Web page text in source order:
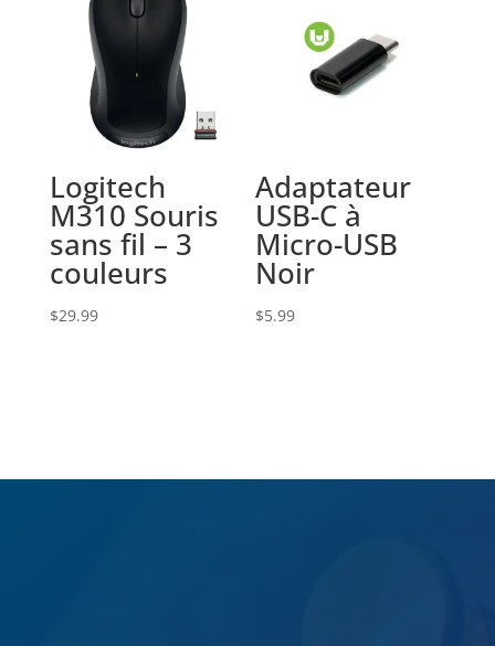
Logitech
M310 Souris
sans fil – 3
couleurs
$29.99
Adaptateur
USB-C à
Micro-USB
Noir
$5.99